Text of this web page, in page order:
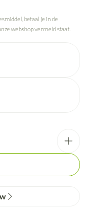
betaal je in de
webshop vermeld staat.